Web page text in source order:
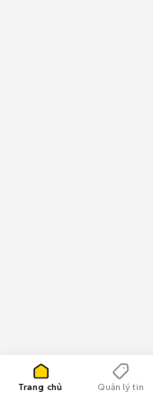
Trang chủ Quản lý tin